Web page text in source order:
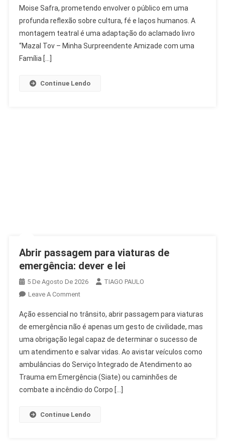
Estreia
No
Teatro
Moise
Moise Safra, prometendo envolver o público em uma
profunda reflexão sobre cultura, fé e laços humanos. A
montagem teatral é uma adaptação do aclamado livro
“Mazal Tov – Minha Surpreendente Amizade com uma
Família […]
Continue Lendo
Abrir passagem para viaturas de
emergência: dever e lei
5 De Agosto De 2026
TIAGO PAULO
Leave A CommentOn
Passagem
Para
Viaturas
De
Emergência:
Dever
Ação essencial no trânsito, abrir passagem para viaturas
de emergência não é apenas um gesto de civilidade, mas
uma obrigação legal capaz de determinar o sucesso de
um atendimento e salvar vidas. Ao avistar veículos como
ambulâncias do Serviço Integrado de Atendimento ao
Trauma em Emergência (Siate) ou caminhões de
combate a incêndio do Corpo […]
Continue Lendo